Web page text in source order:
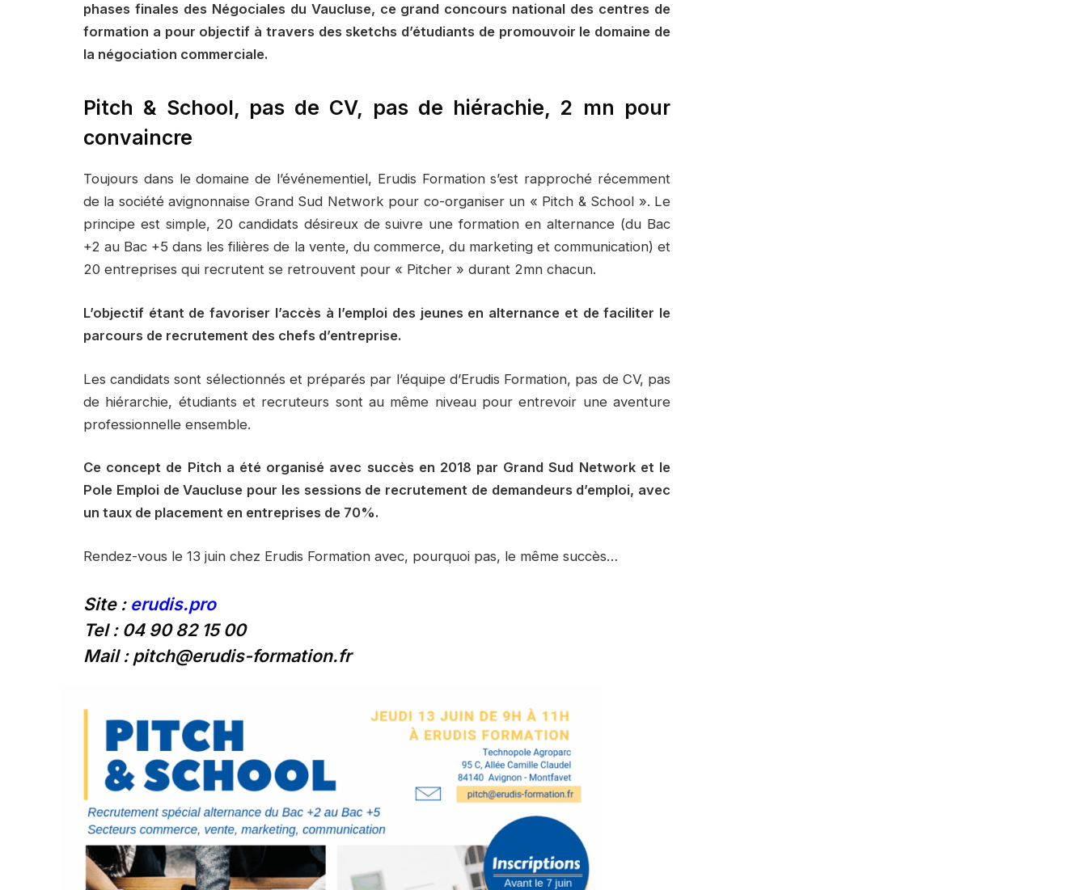
phases finales des Négociales du Vaucluse, ce grand concours national des centres de
formation a pour objectif à travers des sketchs d’étudiants de promouvoir le domaine de
la négociation commerciale.
Pitch & School, pas de CV, pas de hiérachie, 2 mn pour
convaincre
Toujours dans le domaine de l’événementiel, Erudis Formation s’est rapproché récemment
de la société avignonnaise Grand Sud Network pour co-organiser un « Pitch & School ». Le
principe est simple, 20 candidats désireux de suivre une formation en alternance (du Bac
+2 au Bac +5 dans les filières de la vente, du commerce, du marketing et communication) et
20 entreprises qui recrutent se retrouvent pour « Pitcher » durant 2mn chacun.
L’objectif étant de favoriser l’accès à l’emploi des jeunes en alternance et de faciliter le
parcours de recrutement des chefs d’entreprise.
Les candidats sont sélectionnés et préparés par l’équipe d’Erudis Formation, pas de CV, pas
de hiérarchie, étudiants et recruteurs sont au même niveau pour entrevoir une aventure
professionnelle ensemble.
Ce concept de Pitch a été organisé avec succès en 2018 par Grand Sud Network et le
Pole Emploi de Vaucluse pour les sessions de recrutement de demandeurs d’emploi, avec
un taux de placement en entreprises de 70%.
Rendez-vous le 13 juin chez Erudis Formation avec, pourquoi pas, le même succès…
Site : erudis.pro
Tel : 04 90 82 15 00
Mail : pitch@erudis-formation.fr